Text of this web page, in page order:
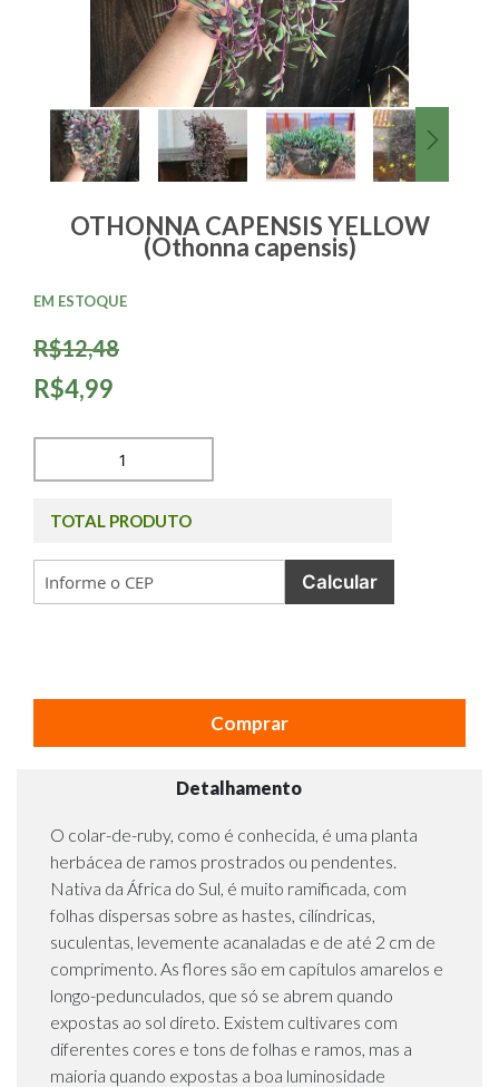
OTHONNA CAPENSIS YELLOW
(Othonna capensis)
R$12,48
R$4,99
EM ESTOQUE
TOTAL PRODUTO
Calcular
Comprar
Detalhamento
O colar-de-ruby, como é conhecida, é uma planta
herbácea de ramos prostrados ou pendentes.
Nativa da África do Sul, é muito ramificada, com
folhas dispersas sobre as hastes, cilíndricas,
suculentas, levemente acanaladas e de até 2 cm de
comprimento. As flores são em capítulos amarelos e
longo-pedunculados, que só se abrem quando
expostas ao sol direto. Existem cultivares com
diferentes cores e tons de folhas e ramos, mas a
maioria quando expostas a boa luminosidade